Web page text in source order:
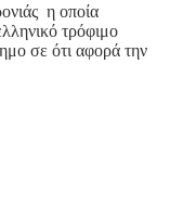
η οποία
τρόφιμο
σε ότι αφορά την